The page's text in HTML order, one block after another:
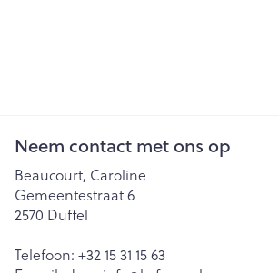
Neem contact met ons op
Beaucourt, Caroline
Gemeentestraat 6
2570 Duffel
Telefoon: +32 15 31 15 63